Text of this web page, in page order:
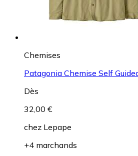
Chemises
Patagonia Chemise Self
Dès
32,00 €
chez Lepape
+4 marchands